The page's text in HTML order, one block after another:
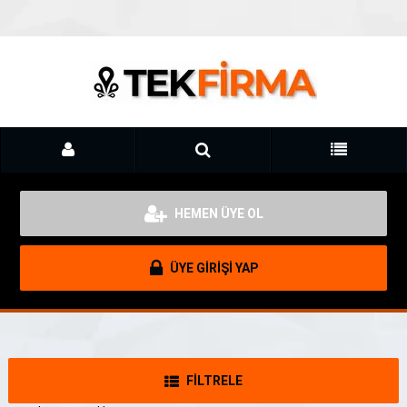
HEMEN ÜYE OL
ÜYE GİRİŞİ YAP
FİLTRELE